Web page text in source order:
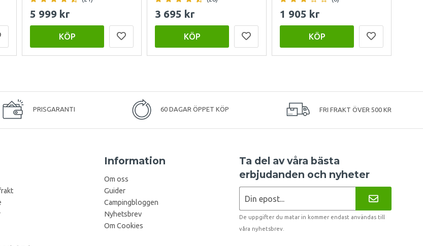
5 999 kr
KÖP
3 695 kr
KÖP
1 905 kr
KÖP
PRISGARANTI 60 DAGAR ÖPPET KÖP FRI FRAKT ÖVER 500 KR
Information
Om oss
Guider
Campingbloggen
Nyhetsbrev
Om Cookies
Ta del av våra bästa
erbjudanden och nyheter
De uppgifter du matar in kommer endast användas till
våra nyhetsbrev.